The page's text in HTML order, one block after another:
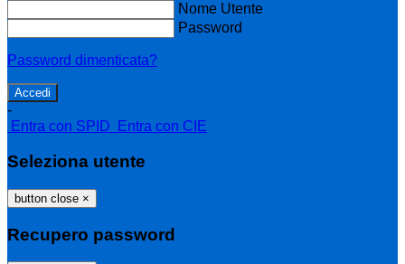
Nome Utente
Password
Password dimenticata?
-
Entra con SPID
Entra con CIE
Seleziona utente
button close ×
Recupero password